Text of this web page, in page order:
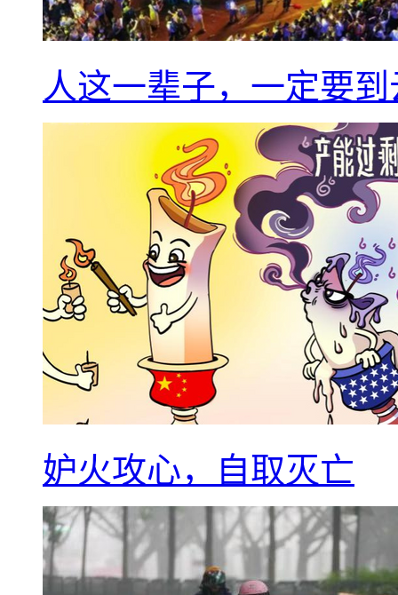
人这一辈子，一定要
妒火攻心，自取灭亡